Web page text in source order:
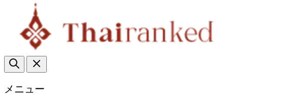
メニュー